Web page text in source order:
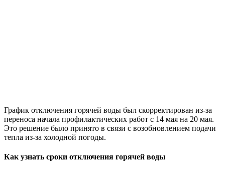
График отключения горячей воды был скорректирован из-за
переноса начала профилактических работ с 14 мая на 20 мая.
Это решение было принято в связи с возобновлением подачи
тепла из-за холодной погоды.
Как узнать сроки отключения горячей воды